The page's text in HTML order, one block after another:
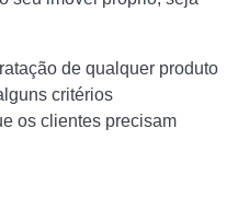
de qualquer produto
critérios
os clientes precisam